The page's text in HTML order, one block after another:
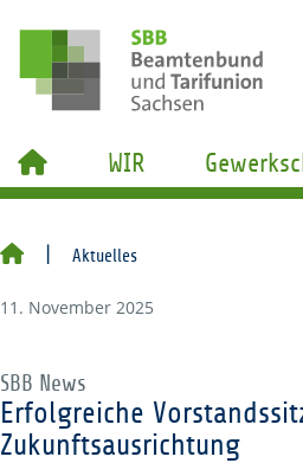
WIR
Aktuelles
11. November 2025
SBB News
Erfolgreiche
Zukunftsausrichtung